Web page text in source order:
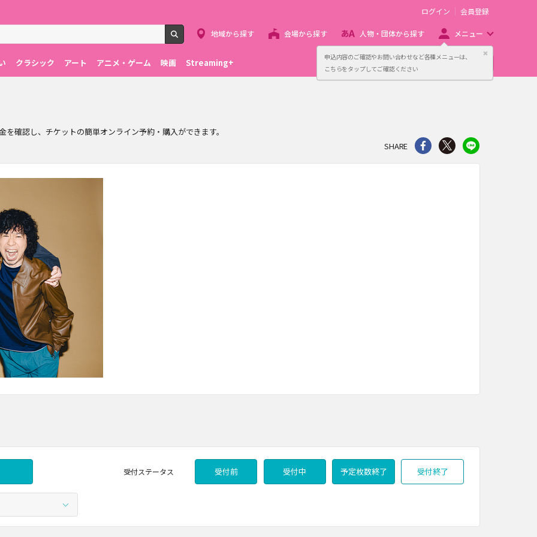
申込内容のご確認やお問い合わせなど各種メニューは、
こちらをタップしてご確認ください
閉じる
検索
ログイン 会員登録
地域から探す 会場から探す 人物・団体から探す メニュー
クラシック アート アニメ・ゲーム 映画 Streaming+ 主催者向け販売サービス
確認し、チケットの簡単オンライン予約・購入ができます。
SHARE
シェア Twitter
受付ステータス 受付前 受付中 予定枚数終了 受付終了